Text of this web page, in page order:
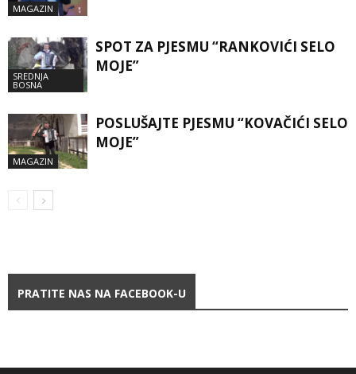
MAGAZIN
SREDNJA
BOSNA
SPOT ZA PJESMU “RANKOVIĆI SELO
MOJE”
MAGAZIN
POSLUŠAJTE PJESMU “KOVAČIĆI SELO
MOJE”
PRATITE NAS NA FACEBOOK-U